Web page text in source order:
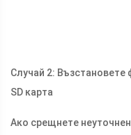
Случай 2:
SD карта
Ако срещнете